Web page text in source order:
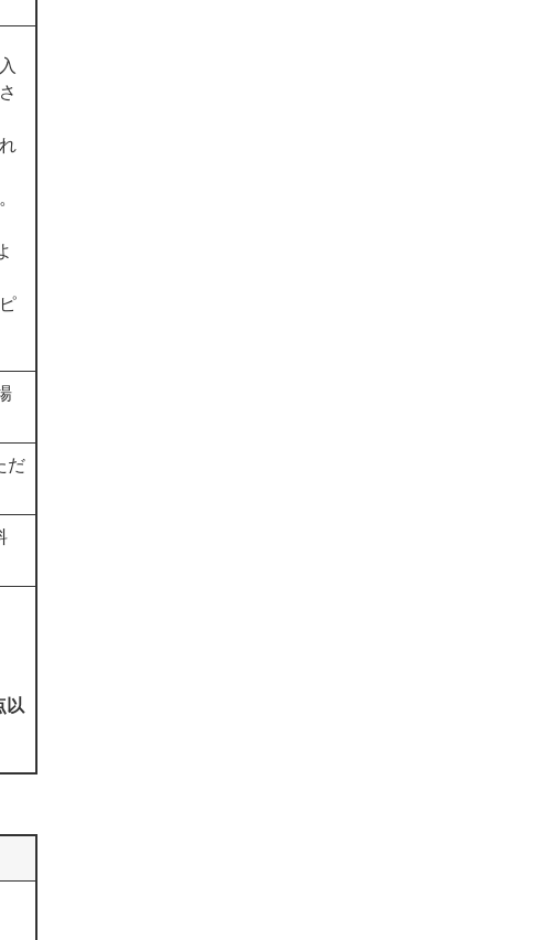
だ
以